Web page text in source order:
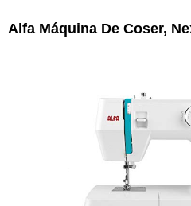
Alfa Máquina De Coser,